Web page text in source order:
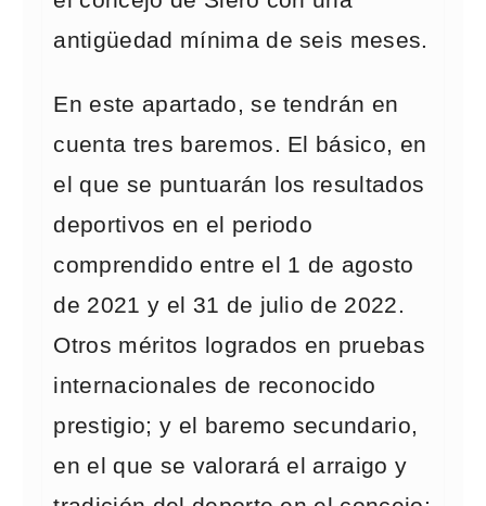
antigüedad mínima de seis meses.
En este apartado, se tendrán en
cuenta tres baremos. El básico, en
el que se puntuarán los resultados
deportivos en el periodo
comprendido entre el 1 de agosto
de 2021 y el 31 de julio de 2022.
Otros méritos logrados en pruebas
internacionales de reconocido
prestigio; y el baremo secundario,
en el que se valorará el arraigo y